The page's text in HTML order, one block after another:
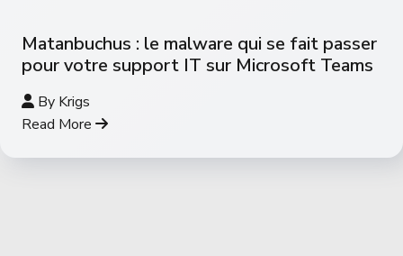
Matanbuchus : le malware qui se fait passer
pour votre support IT sur Microsoft Teams
By Krigs
Read More